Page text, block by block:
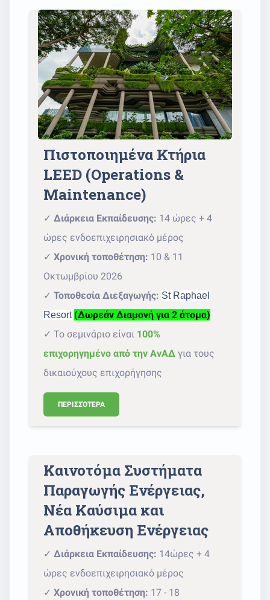
Πιστοποιημένα Κτήρια
LEED (Operations &
Maintenance)
✓ Διάρκεια Εκπαίδευσης: 14 ώρες + 4
ώρες ενδοεπιχειρησιακό μέρος
✓ Χρονική τοποθέτηση: 10 & 11
Οκτωμβρίου 2026
✓ Τοποθεσία Διεξαγωγής: St Raphael
Resort (Δωρεάν Διαμονή για 2 άτομα)
✓ Το σεμινάριο είναι 100%
επιχορηγημένο από την ΑνΑΔ για τους
δικαιούχους επιχορήγησης
ΠΕΡΙΣΣΌΤΕΡΑ
Καινοτόμα Συστήματα
Παραγωγής Ενέργειας,
Νέα Καύσιμα και
Αποθήκευση Ενέργειας
✓ Διάρκεια Εκπαίδευσης: 14ώρες + 4
ώρες ενδοεπιχειρησιακό μέρος
✓ Χρονική τοποθέτηση: 17 - 18